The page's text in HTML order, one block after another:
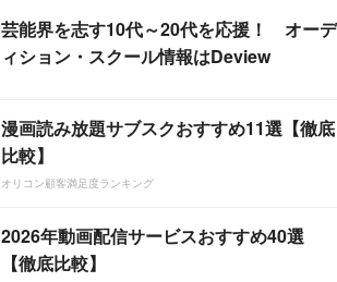
芸能界を志す10代～20代を応援！ オーデ
ィション・スクール情報はDeview
漫画読み放題サブスクおすすめ11選【徹底
比較】
オリコン顧客満足度ランキング
2026年動画配信サービスおすすめ40選
【徹底比較】